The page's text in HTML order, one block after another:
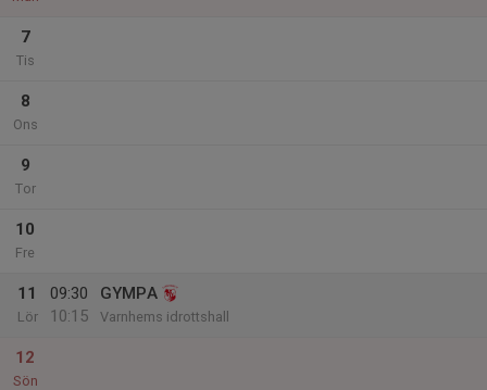
7
Tis
8
Ons
9
Tor
10
Fre
11
Lör
09:30
10:15
GYMPA
Varnhems idrottshall
12
Sön